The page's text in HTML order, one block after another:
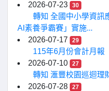
2026-07-23
30
轉知 全國中小學資訊
AI素養爭霸賽」實施...
2026-07-17
29
115年6月份會計月報
2026-07-10
27
轉知 滙豐校園巡迴理
2026-07-28
27